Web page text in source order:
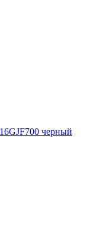
черный